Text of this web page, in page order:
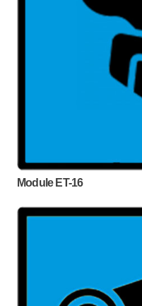
Module ET-16